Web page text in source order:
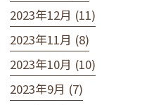
2023年12月 (11)
2023年11月 (8)
2023年10月 (10)
2023年9月 (7)